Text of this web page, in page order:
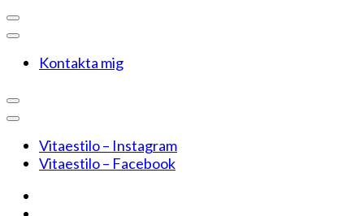
Kontakta mig
Vitaestilo – Instagram
Vitaestilo – Facebook